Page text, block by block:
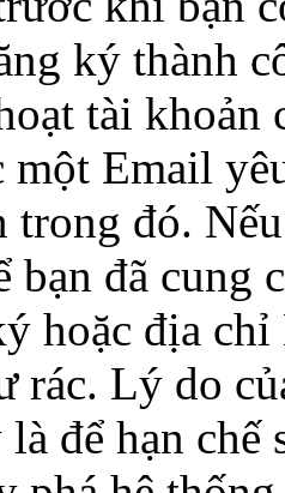
ký thành
tài khoản
một Email
trong đó.
bạn đã cung
hoặc địa
rác. Lý do
là để hạn